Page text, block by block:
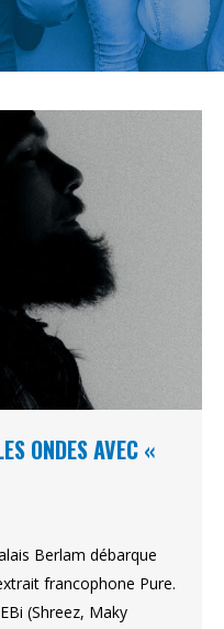
ONDES AVEC «
Berlam débarque
francophone Pure.
(Shreez, Maky